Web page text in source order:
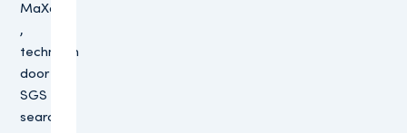
MaXoz
,
technisch
door
SGS
search